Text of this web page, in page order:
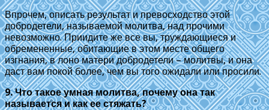
Впрочем, описать результат и превосходство этой
добродетели, называемой молитва, над прочими
невозможно. Приидите же все вы, труждающиеся и
обремененные, обитающие в этом месте общего
изгнания, в лоно матери добродетели – молитвы, и она
даст вам покой более, чем вы того ожидали или просили.
9. Что такое умная молитва, почему она так
называется и как ее стяжать?